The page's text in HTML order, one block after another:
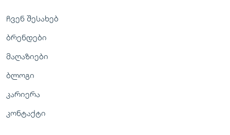
ჩვენ შესახებ
ბრენდები
მაღაზიები
ბლოგი
კარიერა
კონტაქტი